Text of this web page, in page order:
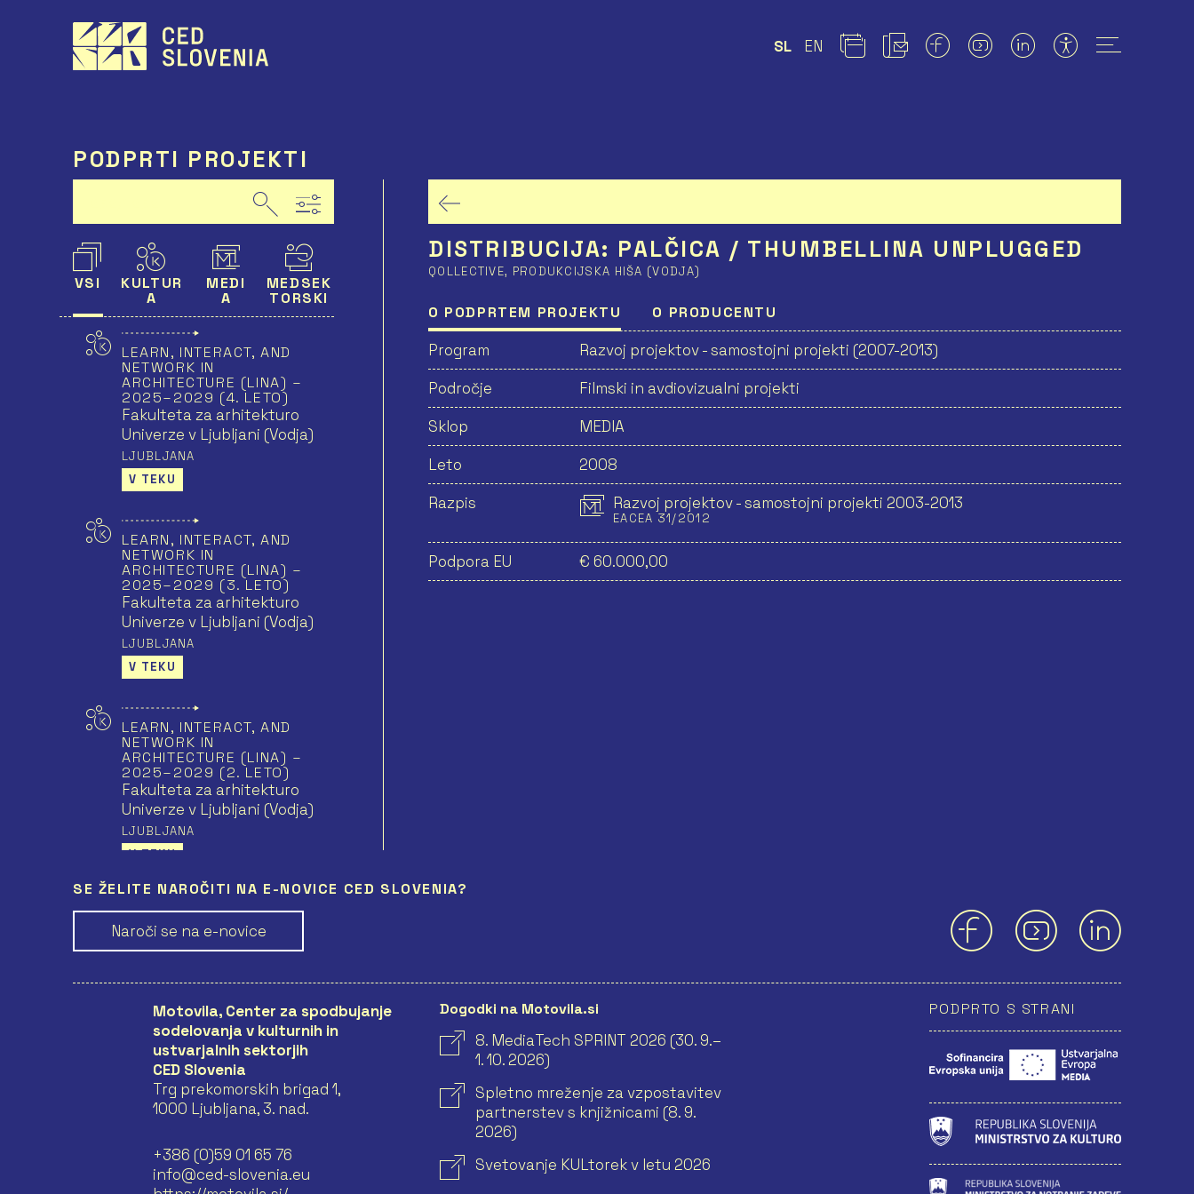
SL EN
PODPRTI PROJEKTI
VSI
KULTUR
A
MEDI
A
MEDSEK
TORSKI
LEARN, INTERACT, AND
NETWORK IN
ARCHITECTURE (LINA) –
2025–2029 (4. LETO)
Fakulteta za arhitekturo
Univerze v Ljubljani (Vodja)
LJUBLJANA
V TEKU
LEARN, INTERACT, AND
NETWORK IN
ARCHITECTURE (LINA) –
2025–2029 (3. LETO)
Fakulteta za arhitekturo
Univerze v Ljubljani (Vodja)
LJUBLJANA
V TEKU
LEARN, INTERACT, AND
NETWORK IN
ARCHITECTURE (LINA) –
2025–2029 (2. LETO)
Fakulteta za arhitekturo
Univerze v Ljubljani (Vodja)
LJUBLJANA
V TEKU
LEARN, INTERACT, AND
NETWORK IN
LJUBLJANA
V TEKU
LEARN, INTERACT, AND
NETWORK IN
2022–2025 (4. LETO)
Fakulteta za arhitekturo
Univerze v Ljubljani (Vodja)
DISTRIBUCIJA: PALČICA / THUMBELLINA UNPLUGGED
QOLLECTIVE, PRODUKCIJSKA HIŠA (VODJA)
O PODPRTEM PROJEKTU O PRODUCENTU
Program
Razvoj projektov - samostojni projekti (2007-2013)
Področje
Filmski in avdiovizualni projekti
Sklop
MEDIA
Leto
2008
Razpis
Razvoj projektov - samostojni projekti 2003-2013
EACEA 31/2012
Podpora EU € 60.000,00
SE ŽELITE NAROČITI NA E-NOVICE CED SLOVENIA?
Naroči se na e-novice
Motovila, Center za spodbujanje
sodelovanja v kulturnih in
ustvarjalnih sektorjih
CED Slovenia
Trg prekomorskih brigad 1,
1000 Ljubljana, 3. nad.
+386 (0)59 01 65 76
info@ced-slovenia.eu
Dogodki na Motovila.si
8. MediaTech SPRINT 2026 (30. 9.–
1. 10. 2026)
Spletno mreženje za vzpostavitev
partnerstev s knjižnicami (8. 9.
2026)
Svetovanje KULtorek v letu 2026
PODPRTO S STRANI